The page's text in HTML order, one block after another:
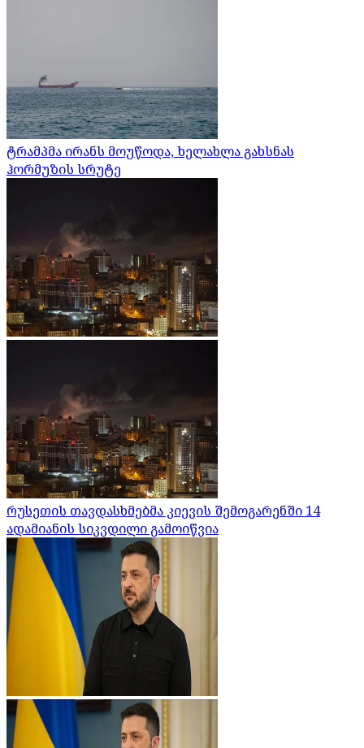
ტრამპმა ირანს მოუწოდა, ხელახლა გახსნას
ჰორმუზის სრუტე
რუსეთის თავდასხმებმა კიევის შემოგარენში 14
ადამიანის სიკვდილი გამოიწვია